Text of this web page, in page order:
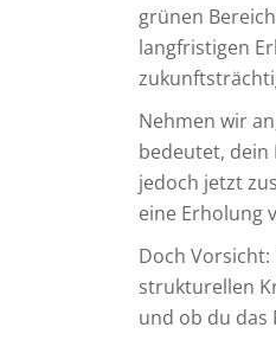
grünen
langfristigen
Nehmen wir
bedeutet, dein
jedoch jetzt
eine Erholung
Doch
strukturellen
und ob du das